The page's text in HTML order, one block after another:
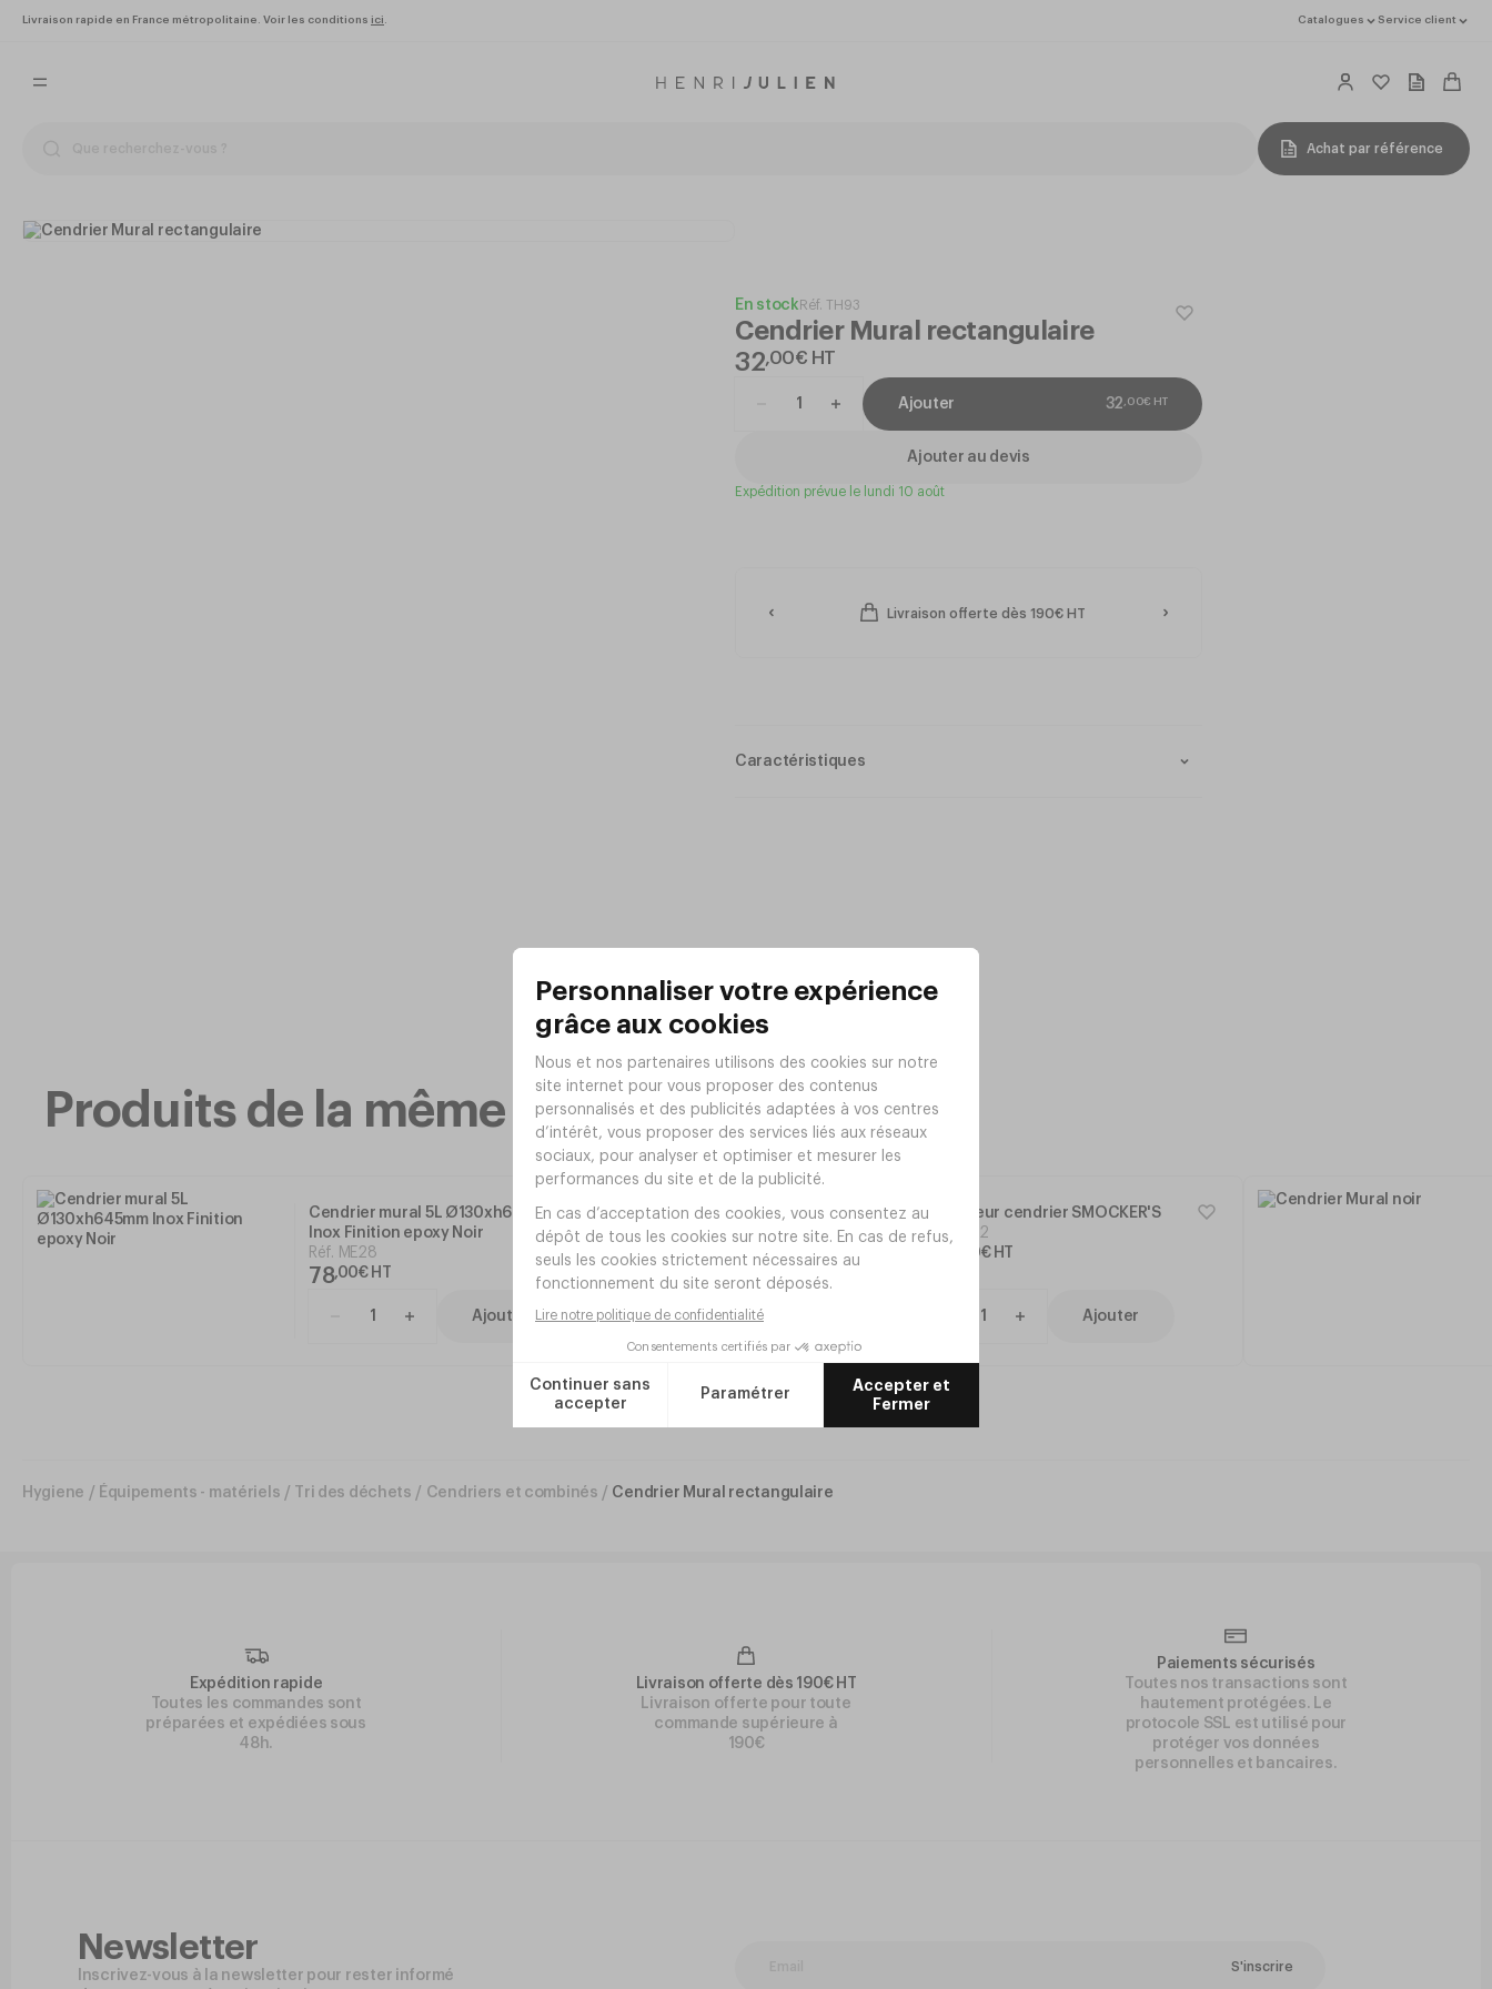
Livraison rapide en France métropolitaine. Voir les conditions ici . Catalogues Service client
Achat par référence
En stock Réf. TH93
Cendrier Mural rectangulaire
32,00€ HT
Ajouter 32 00€ HT
Ajouter au devis
Expédition prévue le lundi 10 août
Livraison offerte dès 190€ HT
Caractéristiques
Produits de la même gamme
Cendrier mural 5L Ø130xh645mm
Inox Finition epoxy Noir
Réf. ME28
78,00€ HT
Ajouter
Collecteur cendrier SMOCKER'S
Réf.
TH92
00€ HT
Ajouter
Hygiene / Équipements - matériels / Tri des déchets / Cendriers et combinés / Cendrier Mural rectangulaire
Expédition rapide
Toutes les commandes sont
préparées et expédiées sous
48h.
Livraison offerte dès 190€ HT
Livraison offerte pour toute
commande supérieure à
190€
Paiements sécurisés
Toutes nos transactions sont
hautement protégées. Le
protocole SSL est utilisé pour
protéger vos données
personnelles et bancaires.
Newsletter
Inscrivez-vous à la newsletter pour rester informé
S'inscrire